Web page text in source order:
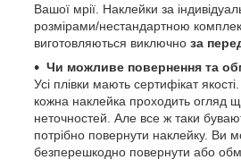
Вашої мрії. Наклейки за
розмірами/нестандартною
виготовляються виключно за
Чи можливе повернення та
Усі плівки мають сертифікат
кожна наклейка проходить огляд
неточностей. Але все ж таки
потрібно повернути наклейку. Ви
безперешкодно повернути або